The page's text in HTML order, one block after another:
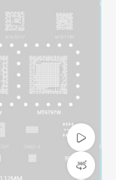
تماشای ویدیو